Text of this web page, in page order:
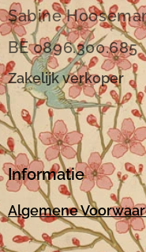
Sabine
BE 0896.300.685
Zakelijk verkoper
Informatie
Algemene